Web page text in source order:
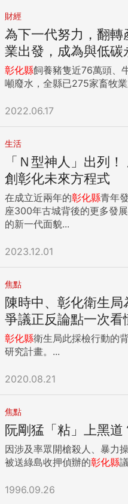
財經
為下一代努力，翻
業出發，成為與低
彰化縣飼養豬隻近76萬頭、
噸廢水，全縣已275家畜牧
2022.06.17
生活
「Ｎ型神人」出列
創彰化未來方程式
在成立近兩年的彰化縣青年
座300年古城背後的更多發
的新一代面貌...
2023.12.01
焦點
陳時中、彰化衛生
爭議正反論點一次看
彰化縣衛生局此採檢行動的
研究計畫。...
2020.08.21
焦點
阮剛猛「粘」上黑道
因涉及率眾開槍殺人、暴力
被送綠島收押偵辦的彰化縣
1996.09.26